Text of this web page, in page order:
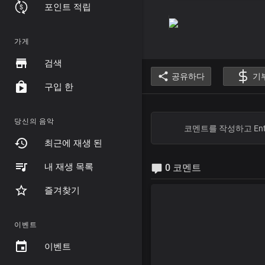
포인트 적립
가게
검색
구입 한
당신의 음악
최근에 재생 된
내 재생 목록
즐겨찾기
이벤트
이벤트
공유하다 기
0 코멘트